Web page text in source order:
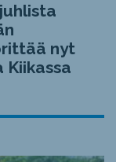
nyt